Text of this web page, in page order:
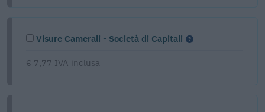
Visure Camerali - Società di Capitali
€ 7,77 IVA inclusa